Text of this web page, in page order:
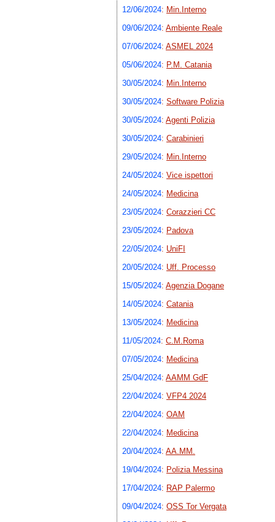
12/06/2024: Min.Interno
09/06/2024: Ambiente Reale
07/06/2024: ASMEL 2024
05/06/2024: P.M. Catania
30/05/2024: Min.Interno
30/05/2024: Software Polizia
30/05/2024: Agenti Polizia
30/05/2024: Carabinieri
29/05/2024: Min.Interno
24/05/2024: Vice ispettori
24/05/2024: Medicina
23/05/2024: Corazzieri CC
23/05/2024: Padova
22/05/2024: UniFI
20/05/2024: Uff. Processo
15/05/2024: Agenzia Dogane
14/05/2024: Catania
13/05/2024: Medicina
11/05/2024: C.M.Roma
07/05/2024: Medicina
25/04/2024: AAMM GdF
22/04/2024: VFP4 2024
22/04/2024: OAM
22/04/2024: Medicina
20/04/2024: AA.MM.
19/04/2024: Polizia Messina
17/04/2024: RAP Palermo
09/04/2024: OSS Tor Vergata